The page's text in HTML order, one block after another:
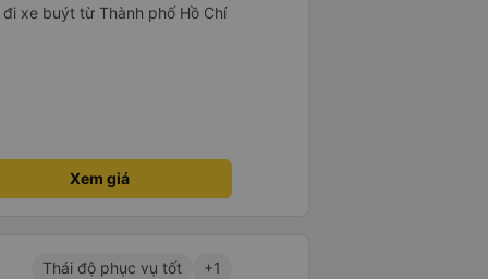
xe buýt từ Thành phố Hồ Chí
Xem giá
Thái độ phục vụ tốt
+1